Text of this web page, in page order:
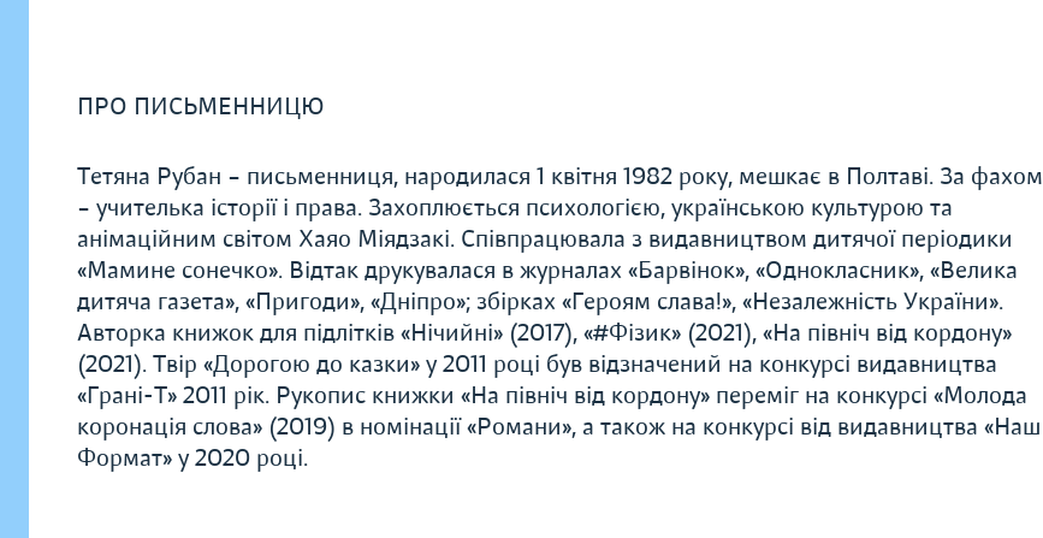
ПРО ПИСЬМЕННИЦЮ
Тетяна Рубан – письменниця, народилася 1 квітня 1982 року, мешкає в Полтаві. За фахом
– учителька історії і права. Захоплюється психологією, українською культурою та
анімаційним світом Хаяо Міядзакі. Співпрацювала з видавництвом дитячої періодики
«Мамине сонечко». Відтак друкувалася в журналах «Барвінок», «Однокласник», «Велика
дитяча газета», «Пригоди», «Дніпро»; збірках «Героям слава!», «Незалежність України».
Авторка книжок для підлітків «Нічийні» (2017), «#Фізик» (2021), «На північ від кордону»
(2021). Твір «Дорогою до казки» у 2011 році був відзначений на конкурсі видавництва
«Грані-Т» 2011 рік. Рукопис книжки «На північ від кордону» переміг на конкурсі «Молода
коронація слова» (2019) в номінації «Романи», а також на конкурсі від видавництва «Наш
Формат» у 2020 році.